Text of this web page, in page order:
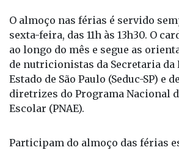
O almoço nas férias é servido
sexta-feira, das 11h às 13h30. O
ao longo do mês e segue as
de nutricionistas da Secretaria da
Estado de São Paulo (Seduc-SP) e
diretrizes do Programa Nacional
Escolar (PNAE).
Participam do almoço das férias